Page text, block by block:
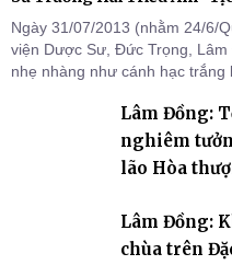
Ngày 31/07/2013 (nhằm 24/6/
viện Dược Sư, Đức Trọng,
nhẹ nhàng như cánh hạc trắng
Lâm Đồng:
nghiêm
lão Hòa
Lâm Đồng:
chùa trên